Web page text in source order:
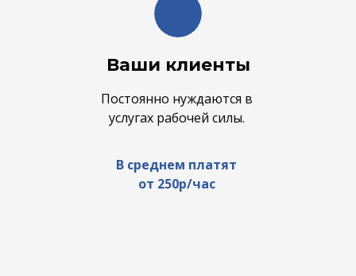
Ваши клиенты
Постоянно нуждаются в
услугах рабочей силы.
В среднем платят
от 250р/час